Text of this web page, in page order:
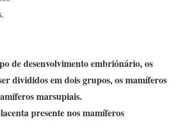
de desenvolvimento embriónário, os
divididos em dois grupos, os mamíferos
marsupiais.
presente nos mamíferos